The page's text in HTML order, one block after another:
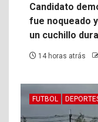
Candidato
fue noqueado
un cuchillo
14 horas atrás
FUTBOL